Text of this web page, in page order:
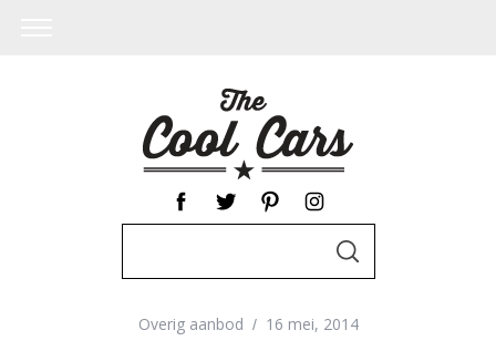
S
E
C
H
Overig aanbod 16 mei, 2014